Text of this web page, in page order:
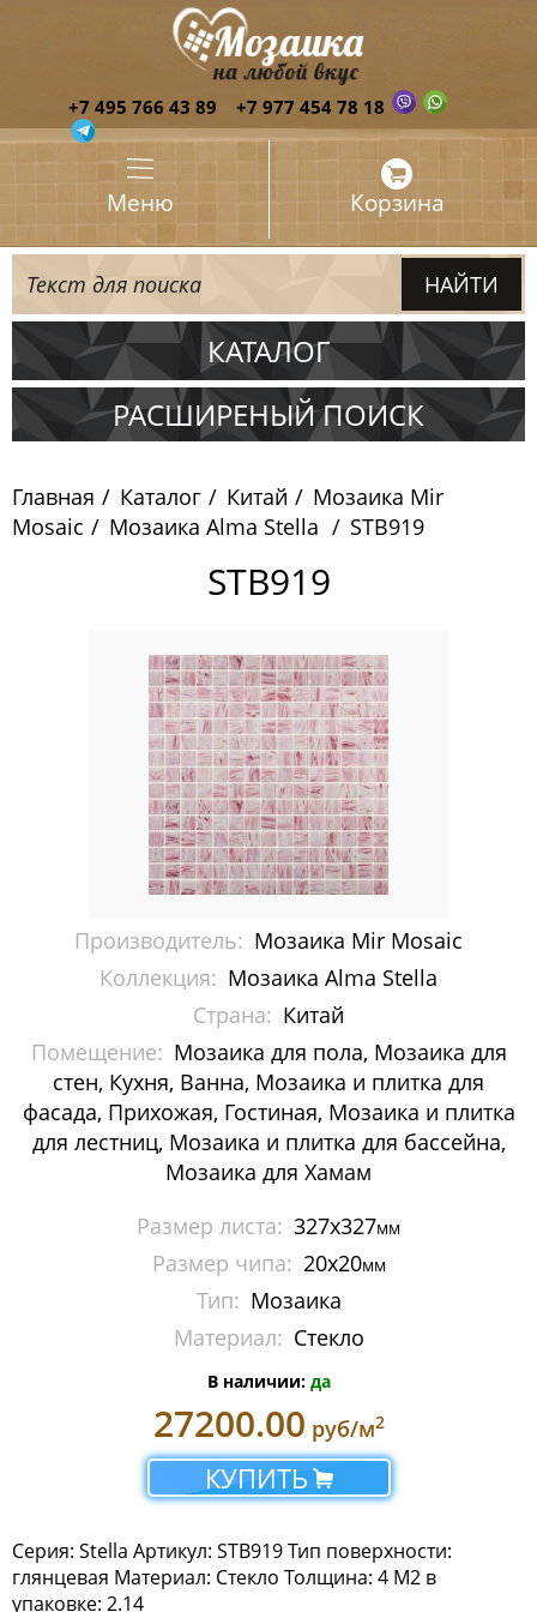
+7 495 766 43 89 +7 977 454 78 18
Меню Корзина
КАТАЛОГ
Испания
Китай
Pixelmosaic
Керамогранит NSceramic
Керамогранит Staro
Мозаика ArtMoment
Мозаика Bars Crystal Mosaic
Мозаика Bonaparte
Мозаика Caramelle Mosaic
Мозаика Dao
Мозаика Decor-mosaic
Мозаика Imagine Mosaic
Мозаика Irida
Мозаика Keramograd
Мозаика Mir Mosaic
Art бордюры и плинтуса
Art мозаичные ковры
Art мозаичные розоны
Бордюры и стекло Alma
Курны
Мозаика Metall
РАСШИРЕНЫЙ ПОИСК
Главная Каталог Китай
Мозаика Mir
Mosaic
Мозаика Alma Stella STB919
STB919
Производитель: Мозаика Mir Mosaic
Коллекция: Мозаика Alma Stella
Страна: Китай
Помещение: Мозаика для пола, Мозаика для
стен, Кухня, Ванна, Мозаика и плитка для
фасада, Прихожая, Гостиная, Мозаика и плитка
для лестниц, Мозаика и плитка для бассейна,
Мозаика для Хамам
Размер листа: 327x327мм
Размер чипа: 20х20мм
Тип: Мозаика
Материал: Стекло
В наличии: да
27200.00 руб/м2
КУПИТЬ
Серия: Stella Артикул: STB919 Тип поверхности:
глянцевая Материал: Стекло Толщина: 4 М2 в
упаковке: 2.14